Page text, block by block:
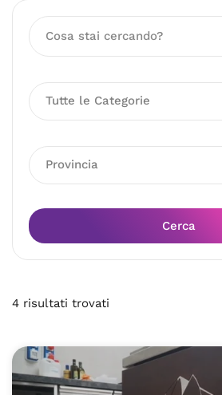
Tutte le Categorie
Provincia
Cerca
4 risultati trovati